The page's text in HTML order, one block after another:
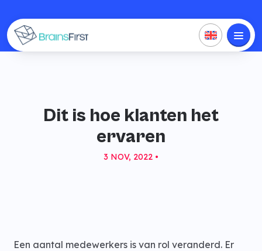
Dit is hoe klanten het
ervaren
3 NOV, 2022 •
Een aantal medewerkers is van rol veranderd. Er